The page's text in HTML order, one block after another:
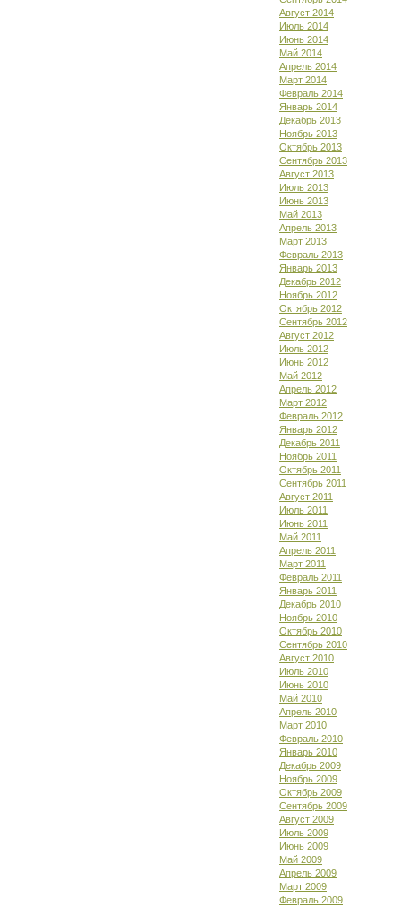
Август 2014
Июль 2014
Июнь 2014
Май 2014
Апрель 2014
Март 2014
Февраль 2014
Январь 2014
Декабрь 2013
Ноябрь 2013
Октябрь 2013
Сентябрь 2013
Август 2013
Июль 2013
Июнь 2013
Май 2013
Апрель 2013
Март 2013
Февраль 2013
Январь 2013
Декабрь 2012
Ноябрь 2012
Октябрь 2012
Сентябрь 2012
Август 2012
Июль 2012
Июнь 2012
Май 2012
Апрель 2012
Март 2012
Февраль 2012
Январь 2012
Декабрь 2011
Ноябрь 2011
Октябрь 2011
Сентябрь 2011
Август 2011
Июль 2011
Июнь 2011
Май 2011
Апрель 2011
Март 2011
Февраль 2011
Январь 2011
Декабрь 2010
Ноябрь 2010
Октябрь 2010
Сентябрь 2010
Август 2010
Июль 2010
Июнь 2010
Май 2010
Апрель 2010
Март 2010
Февраль 2010
Январь 2010
Декабрь 2009
Ноябрь 2009
Октябрь 2009
Сентябрь 2009
Август 2009
Июль 2009
Июнь 2009
Май 2009
Апрель 2009
Март 2009
Февраль 2009